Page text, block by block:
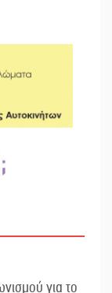
για το